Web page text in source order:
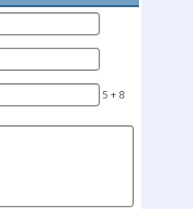
5 + 8